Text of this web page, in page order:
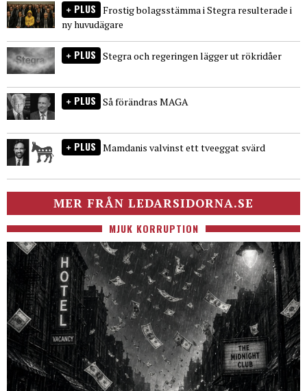
PLUS Frostig bolagsstämma i Stegra resulterade i
ny huvudägare
PLUS Stegra och regeringen lägger ut rökridåer
PLUS Så förändras MAGA
PLUS Mamdanis valvinst ett tveeggat svärd
MER FRÅN LEDARSIDORNA.SE
MJUK KORRUPTION